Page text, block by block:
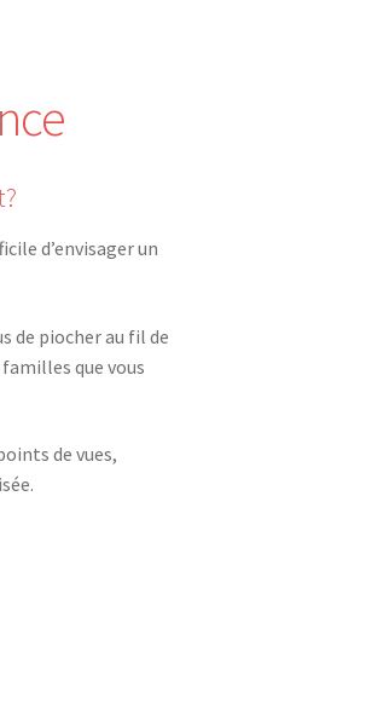
d’envisager un
de piocher au fil de
que vous
de vues,